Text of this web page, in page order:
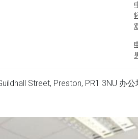
Street, Preston, PR1 3NU 办